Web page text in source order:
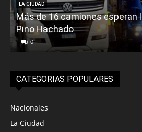
LA CIUDAD
Más de 16 camiones esperan
Pino Hachado
0
CATEGORIAS POPULARES
Nacionales
La Ciudad